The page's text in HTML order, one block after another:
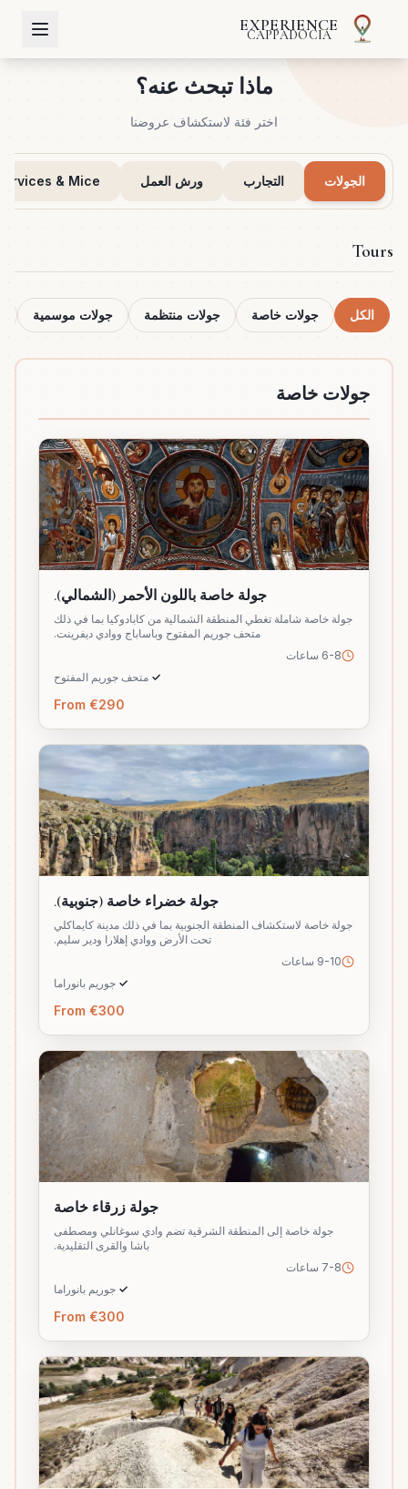
EXPERIENCE
CAPPADOCIA
ماذا تبحث عنه؟
اختر فئة لاستكشاف عروضنا
الجولات التجارب ورش العمل & Mice
Tours
الكل جولات خاصة جولات منتظمة جولات موسمية
جولات خاصة
جولة خاصة باللون الأحمر (الشمالي).
جولة خاصة شاملة تغطي المنطقة الشمالية من كابادوكيا بما في ذلك
متحف جوريم المفتوح وباساباج ووادي ديفرينت.
6-8 ساعات
✓ متحف جوريم المفتوح
From €290
جولة خضراء خاصة (جنوبية).
جولة خاصة لاستكشاف المنطقة الجنوبية بما في ذلك مدينة كايماكلي
تحت الأرض ووادي إهلارا ودير سليم.
9-10 ساعات
✓ جوريم بانوراما
From €300
جولة زرقاء خاصة
جولة خاصة إلى المنطقة الشرقية تضم وادي سوغانلي ومصطفى
باشا والقرى التقليدية.
7-8 ساعات
✓ جوريم بانوراما
From €300